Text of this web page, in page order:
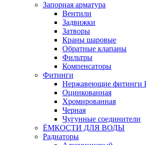
Запорная арматура
Вентили
Задвижки
Затворы
Краны шаровые
Обратные клапаны
Фильтры
Компенсаторы
Фитинги
Нержавеющие фитинги
Оцинкованная
Хромированная
Черная
Чугунные соединители
ЁМКОСТИ ДЛЯ ВОДЫ
Радиаторы